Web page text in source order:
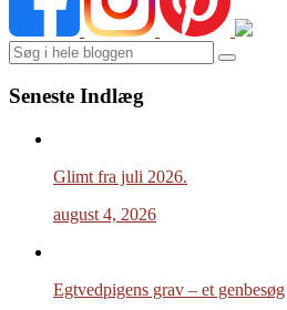
Search
Seneste Indlæg
Glimt fra juli 2026.
august 4, 2026
Egtvedpigens grav – et genbesøg